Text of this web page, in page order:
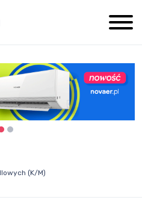
(K/M)